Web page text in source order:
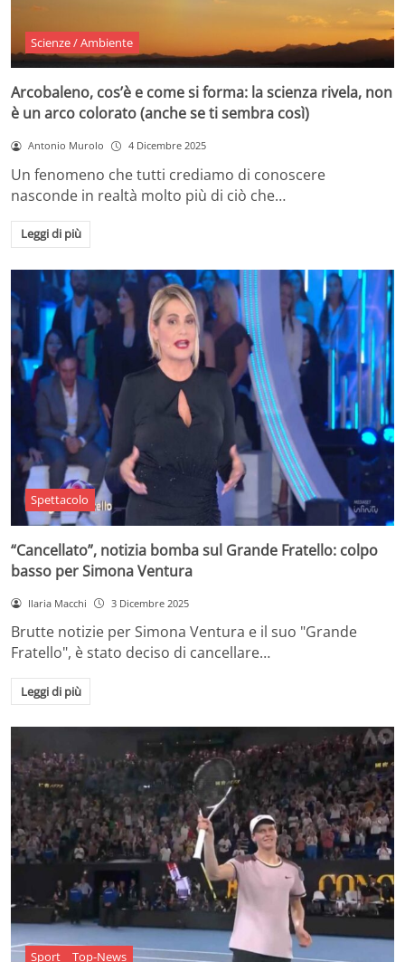
Scienze / Ambiente
Arcobaleno, cos’è e come si forma: la scienza rivela, non
è un arco colorato (anche se ti sembra così)
Antonio Murolo 4 Dicembre 2025
Un fenomeno che tutti crediamo di conoscere
nasconde in realtà molto più di ciò che…
Leggi di più
Spettacolo
“Cancellato”, notizia bomba sul Grande Fratello: colpo
basso per Simona Ventura
Ilaria Macchi 3 Dicembre 2025
Brutte notizie per Simona Ventura e il suo "Grande
Fratello", è stato deciso di cancellare…
Leggi di più
Sport Top-News